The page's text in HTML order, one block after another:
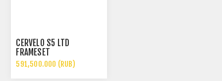
CERVÉLO S5 LTD
FRAMESET
591,500.000 (RUB)